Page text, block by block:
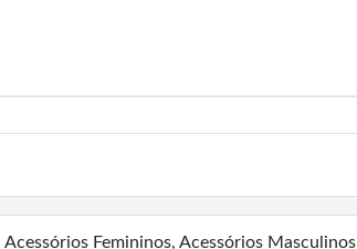
Acessórios Femininos, Acessórios Masculinos